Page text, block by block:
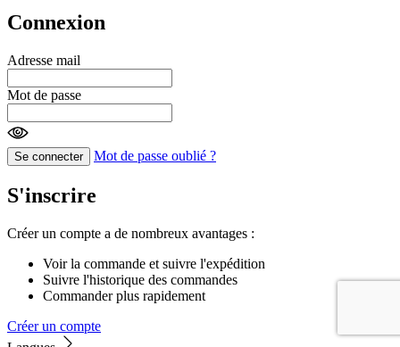
Connexion
Adresse mail
Mot de passe
Se connecter Mot de passe oublié ?
S'inscrire
Créer un compte a de nombreux avantages :
Voir la commande et suivre l'expédition
Suivre l'historique des commandes
Commander plus rapidement
Créer un compte